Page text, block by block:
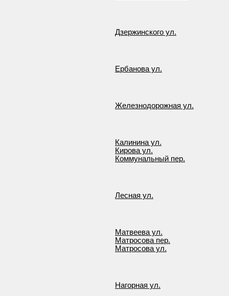
Дзержинского ул.
Ербанова ул.
Железнодорожная ул.
Калинина ул.
Кирова ул.
Коммунальный пер.
Лесная ул.
Матвеева ул.
Матросова пер.
Матросова ул.
Нагорная ул.